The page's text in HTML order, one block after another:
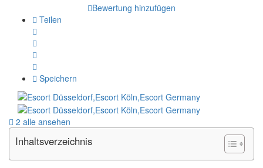
Bewertung hinzufügen
Teilen
Speichern
2 alle ansehen
Inhaltsverzeichnis